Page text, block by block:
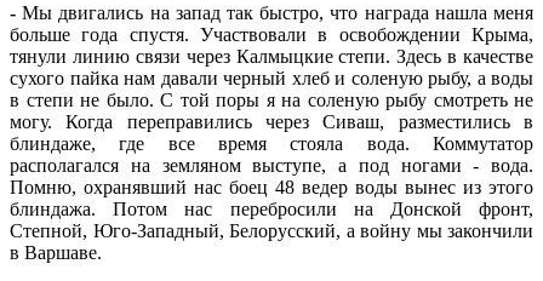
- Мы двигались на запад так быстро, что награда нашла меня
больше года спустя. Участвовали в освобождении Крыма,
тянули линию связи через Калмыцкие степи. Здесь в качестве
сухого пайка нам давали черный хлеб и соленую рыбу, а воды
в степи не было. С той поры я на соленую рыбу смотреть не
могу. Когда переправились через Сиваш, разместились в
блиндаже, где все время стояла вода. Коммутатор
располагался на земляном выступе, а под ногами - вода.
Помню, охранявший нас боец 48 ведер воды вынес из этого
блиндажа. Потом нас перебросили на Донской фронт,
Степной, Юго-Западный, Белорусский, а войну мы закончили
в Варшаве.